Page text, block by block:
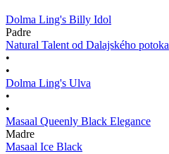
Dolma Ling's Billy Idol
Padre
Natural Talent od Dalajského potoka
•
•
Dolma Ling's Ulva
•
•
Masaal Queenly Black Elegance
Madre
Masaal Ice Black